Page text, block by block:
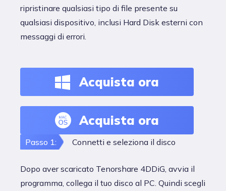
ripristinare qualsiasi tipo di file presente su
qualsiasi dispositivo, inclusi Hard Disk esterni con
messaggi di errori.
Acquista ora
Acquista ora
Passo 1: Connetti e seleziona il disco
Dopo aver scaricato Tenorshare 4DDiG, avvia il
programma, collega il tuo disco al PC. Quindi scegli